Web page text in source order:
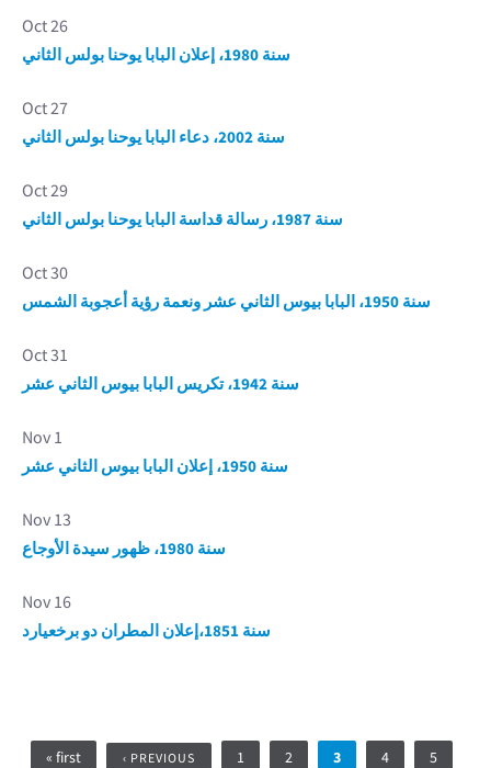
Oct 26
سنة 1980، إعلان البابا يوحنا بولس الثاني
Oct 27
سنة 2002، دعاء البابا يوحنا بولس الثاني
Oct 29
سنة 1987، رسالة قداسة البابا يوحنا بولس الثاني
Oct 30
سنة 1950، البابا بيوس الثاني عشر ونعمة رؤية أعجوبة الشمس
Oct 31
سنة 1942، تكريس البابا بيوس الثاني عشر
Nov 1
سنة 1950، إعلان البابا بيوس الثاني عشر
Nov 13
سنة 1980، ظهور سيدة الأوجاع
Nov 16
سنة 1851،إعلان المطران دو برخعيارد
Pages
« first ‹ PREVIOUS 1 2 3 4
5